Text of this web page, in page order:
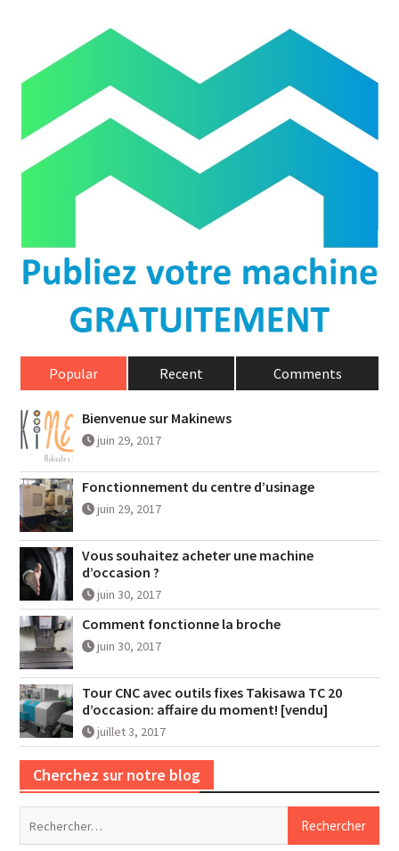
Popular Recent Comments
Bienvenue sur Makinews
juin 29, 2017
Fonctionnement du centre d’usinage
juin 29, 2017
Vous souhaitez acheter une machine
d’occasion ?
juin 30, 2017
Comment fonctionne la broche
juin 30, 2017
Tour CNC avec outils fixes Takisawa TC 20
d’occasion: affaire du moment! [vendu]
juillet 3, 2017
Cherchez sur notre blog